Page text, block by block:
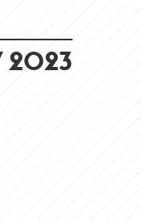
2023